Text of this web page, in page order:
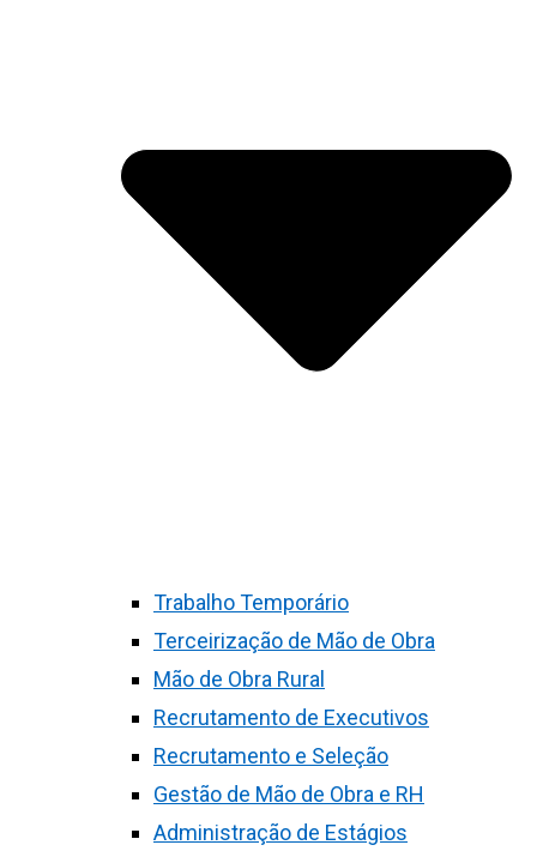
Trabalho Temporário
Terceirização de Mão de Obra
Mão de Obra Rural
Recrutamento de Executivos
Recrutamento e Seleção
Gestão de Mão de Obra e RH
Administração de Estágios